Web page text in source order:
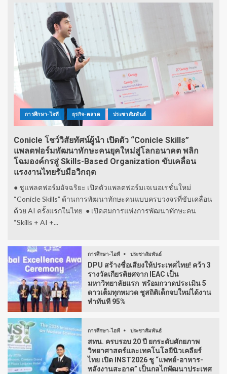
การศึกษา-ไอที ธุรกิจ-ตลาด ประชาสัมพันธ์
Conicle โชว์วิสัยทัศน์ผู้นำ เปิดตัว “Conicle Skills”
แพลตฟอร์มพัฒนาทักษะคนยุคใหม่สู่โลกอนาคต พลิก
โฉมองค์กรสู่ Skills-Based Organization ขับเคลื่อน
แรงงานไทยรับมือวิกฤต
● ชูแพลตฟอร์มอัจฉริยะ เปิดตัวแพลตฟอร์มเจเนอเรชั่นใหม่
“Conicle Skills” ด้านการพัฒนาทักษะคนแบบครบวงจรที่ขับเคลื่อน
ด้วย AI ครั้งแรกในไทย ● เปิดสมการแห่งการพัฒนาทักษะคน
“Skills + AI +...
การศึกษา-ไอที ประชาสัมพันธ์
DPU สร้างชื่อเสียงให้ประเทศไทย! คว้า 3
รางวัลเกียรติยศจาก IEAC เป็น
มหาวิทยาลัยแรก พร้อมกวาดประเมิน 5
ดาวเต็มทุกหมวด ชูสถิติเด็กจบใหม่ได้งาน
ทำทันที 95%
การศึกษา-ไอที ประชาสัมพันธ์
สทน. ครบรอบ 20 ปี ยกระดับศักยภาพ
วิทยาศาสตร์และเทคโนโลยีนิวเคลียร์
ไทย เปิด INST2026 ชู “แพทย์-อาหาร-
พลังงานสะอาด” เป็นกลไกพัฒนาประเทศ